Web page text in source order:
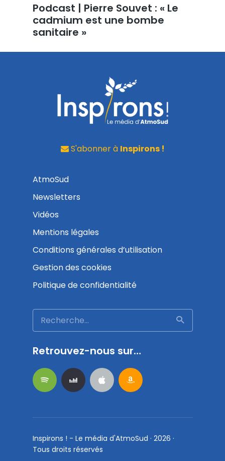
Podcast | Pierre Souvet : « Le
cadmium est une bombe
sanitaire »
S'abonner à Inspirons !
AtmoSud
Newsletters
Vidéos
Mentions légales
Conditions générales d’utilisation
Gestion des cookies
Politique de confidentialité
Retrouvez-nous sur…
Inspirons ! - Le média d'AtmoSud · 2026 ·
Tous droits réservés